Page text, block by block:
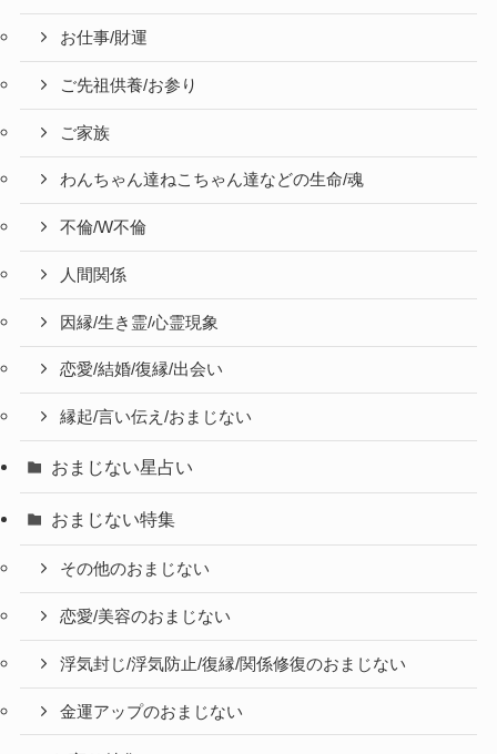
お仕事/財運
ご先祖供養/お参り
ご家族
わんちゃん達ねこちゃん達などの生命/魂
不倫/W不倫
人間関係
因縁/生き霊/心霊現象
恋愛/結婚/復縁/出会い
縁起/言い伝え/おまじない
おまじない星占い
おまじない特集
その他のおまじない
恋愛/美容のおまじない
浮気封じ/浮気防止/復縁/関係修復のおまじない
金運アップのおまじない